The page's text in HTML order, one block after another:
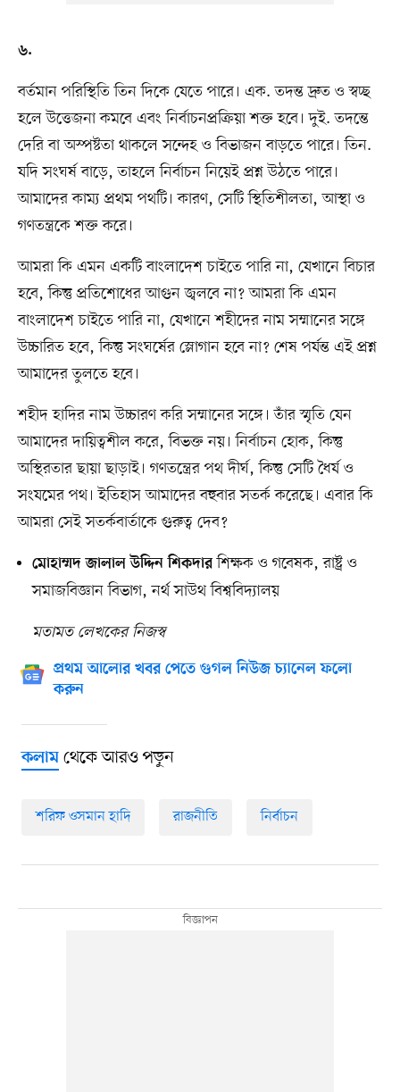
৬.
বর্তমান পরিস্থিতি তিন দিকে যেতে পারে। এক. তদন্ত দ্রুত ও স্বচ্ছ
হলে উত্তেজনা কমবে এবং নির্বাচনপ্রক্রিয়া শক্ত হবে। দুই. তদন্তে
দেরি বা অস্পষ্টতা থাকলে সন্দেহ ও বিভাজন বাড়তে পারে। তিন.
যদি সংঘর্ষ বাড়ে, তাহলে নির্বাচন নিয়েই প্রশ্ন উঠতে পারে।
আমাদের কাম্য প্রথম পথটি। কারণ, সেটি স্থিতিশীলতা, আস্থা ও
গণতন্ত্রকে শক্ত করে।
আমরা কি এমন একটি বাংলাদেশ চাইতে পারি না, যেখানে বিচার
হবে, কিন্তু প্রতিশোধের আগুন জ্বলবে না? আমরা কি এমন
বাংলাদেশ চাইতে পারি না, যেখানে শহীদের নাম সম্মানের সঙ্গে
উচ্চারিত হবে, কিন্তু সংঘর্ষের স্লোগান হবে না? শেষ পর্যন্ত এই প্রশ্ন
আমাদের তুলতে হবে।
শহীদ হাদির নাম উচ্চারণ করি সম্মানের সঙ্গে। তাঁর স্মৃতি যেন
আমাদের দায়িত্বশীল করে, বিভক্ত নয়। নির্বাচন হোক, কিন্তু
অস্থিরতার ছায়া ছাড়াই। গণতন্ত্রের পথ দীর্ঘ, কিন্তু সেটি ধৈর্য ও
সংযমের পথ। ইতিহাস আমাদের বহুবার সতর্ক করেছে। এবার কি
আমরা সেই সতর্কবার্তাকে গুরুত্ব দেব?
মোহাম্মদ জালাল উদ্দিন শিকদারশিক্ষক ও গবেষক, রাষ্ট্র ও
সমাজবিজ্ঞান বিভাগ, নর্থ সাউথ বিশ্ববিদ্যালয়
মতামত লেখকের নিজস্ব
প্রথম আলোর খবর পেতে গুগল নিউজ চ্যানেল ফলো
করুন
কলামথেকে আরও পড়ুন
শরিফ ওসমান হাদি রাজনীতি নির্বাচন